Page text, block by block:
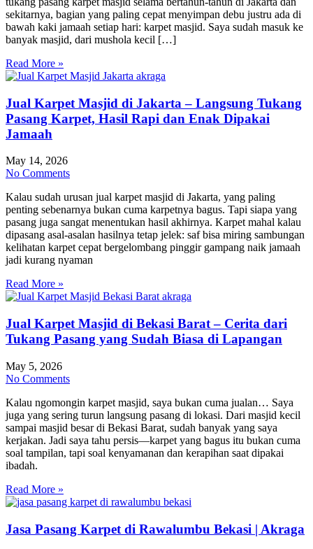
sekitarnya, bagian yang paling cepat menyimpan debu justru ada di
bawah kaki jamaah setiap hari: karpet masjid. Saya sudah masuk ke
banyak masjid, dari mushola kecil […]
Read More »
Jual Karpet Masjid di Jakarta – Langsung Tukang
Pasang Karpet, Hasil Rapi dan Enak Dipakai
Jamaah
May 14, 2026
No Comments
Kalau sudah urusan jual karpet masjid di Jakarta, yang paling
penting sebenarnya bukan cuma karpetnya bagus. Tapi siapa yang
pasang juga sangat menentukan hasil akhirnya. Karpet mahal kalau
dipasang asal-asalan hasilnya tetap jelek: saf bisa miring sambungan
kelihatan karpet cepat bergelombang pinggir gampang naik jamaah
jadi kurang nyaman
Read More »
Jual Karpet Masjid di Bekasi Barat – Cerita dari
Tukang Pasang yang Sudah Biasa di Lapangan
May 5, 2026
No Comments
Kalau ngomongin karpet masjid, saya bukan cuma jualan… Saya
juga yang sering turun langsung pasang di lokasi. Dari masjid kecil
sampai masjid besar di Bekasi Barat, sudah banyak yang saya
kerjakan. Jadi saya tahu persis—karpet yang bagus itu bukan cuma
soal tampilan, tapi soal kenyamanan dan kerapihan saat dipakai
ibadah.
Read More »
Jasa Pasang Karpet di Rawalumbu Bekasi | Akraga